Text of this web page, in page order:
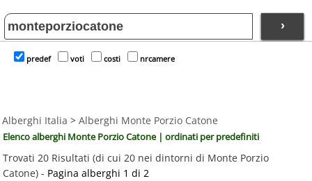
›
predef voti costi nrcamere
Alberghi Italia > Alberghi Monte Porzio Catone
Elenco alberghi Monte Porzio Catone | ordinati per predefiniti
Trovati 20 Risultati (di cui 20 nei dintorni di Monte Porzio
Catone) - Pagina alberghi 1 di 2